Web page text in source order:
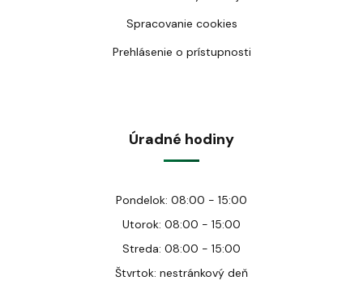
Spracovanie cookies
Prehlásenie o prístupnosti
Úradné hodiny
Pondelok: 08:00 - 15:00
Utorok: 08:00 - 15:00
Streda: 08:00 - 15:00
Štvrtok: nestránkový deň